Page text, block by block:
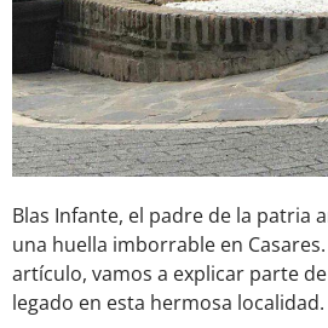
Blas Infante, el padre de la patria
una huella imborrable en
artículo, vamos a explicar parte
legado en esta hermosa localidad.